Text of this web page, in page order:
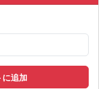
追加